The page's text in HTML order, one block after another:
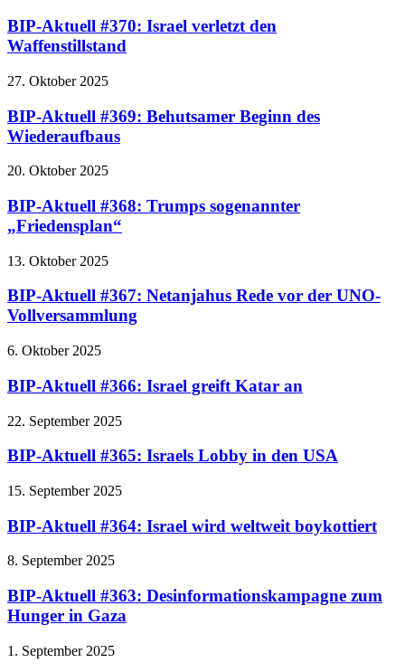
BIP-Aktuell #370: Israel verletzt den
Waffenstillstand
27. Oktober 2025
BIP-Aktuell #369: Behutsamer Beginn des
Wiederaufbaus
20. Oktober 2025
BIP-Aktuell #368: Trumps sogenannter
„Friedensplan“
13. Oktober 2025
BIP-Aktuell #367: Netanjahus Rede vor der UNO-
Vollversammlung
6. Oktober 2025
BIP-Aktuell #366: Israel greift Katar an
22. September 2025
BIP-Aktuell #365: Israels Lobby in den USA
15. September 2025
BIP-Aktuell #364: Israel wird weltweit boykottiert
8. September 2025
BIP-Aktuell #363: Desinformationskampagne zum
Hunger in Gaza
1. September 2025